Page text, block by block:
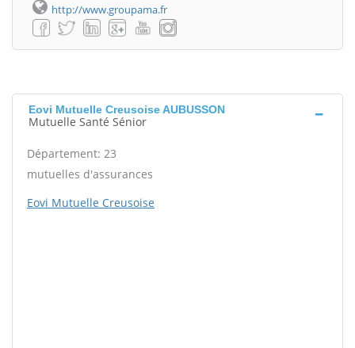
http://www.groupama.fr
Eovi Mutuelle Creusoise AUBUSSON
Mutuelle Santé Sénior
Département: 23
mutuelles d'assurances
Eovi Mutuelle Creusoise